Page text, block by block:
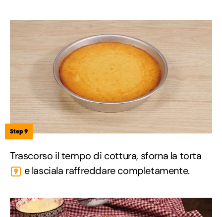
Step 9
Trascorso il tempo di cottura, sforna la torta
9 e lasciala raffreddare completamente.